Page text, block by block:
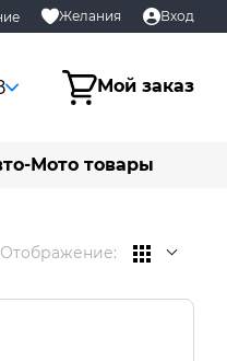
Желания Вход
Мой заказ
Мото товары
Отображение: